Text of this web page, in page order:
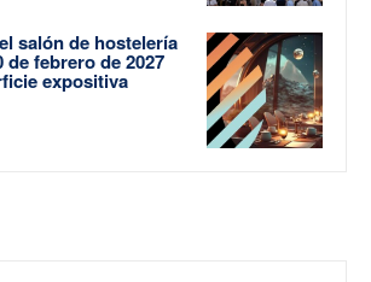
salón de hostelería
de febrero de 2027
expositiva